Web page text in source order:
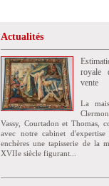
Actualités
royale
vente
La
Vassy, Courtadon et Thomas,
avec notre cabinet
enchères une tapisserie de la
XVIIe siècle figurant...